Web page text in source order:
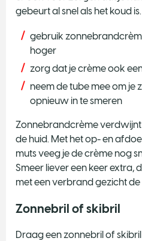
gebeurt al snel als het koud is.
gebruik
hoger
zorg dat je crème ook
neem de tube mee om je
opnieuw in te smeren
Zonnebrandcrème
de huid. Met het op- en
muts veeg je de crème nog
Smeer liever een keer extra,
met een verbrand gezicht de
Zonnebril of skibril
Draag een zonnebril of